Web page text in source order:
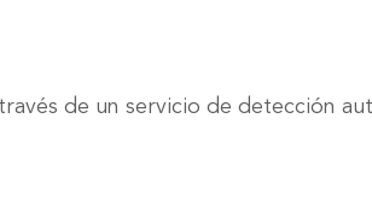
de un servicio de detección